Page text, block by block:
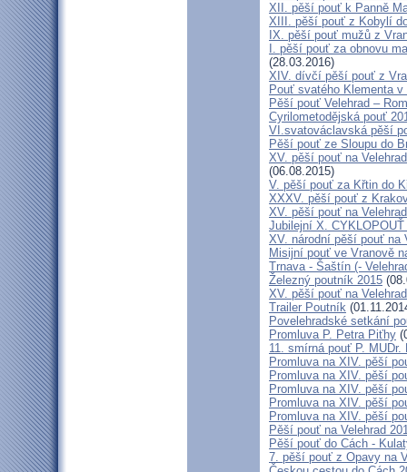
XII. pěší pouť k Panně
XIII. pěší pouť z Kobylí
IX. pěší pouť mužů z
I. pěší pouť za obnovu
(28.03.2016)
XIV. dívčí pěší pouť z
Pouť svatého Klementa
Pěší pouť Velehrad –
Cyrilometodějská pouť
VI.svatováclavská pěší
Pěší pouť ze Sloupu do
XV. pěší pouť na
(06.08.2015)
V. pěší pouť za Křtin do
XXXV. pěší pouť z
XV. pěší pouť na
Jubilejní X.
XV. národní pěší pouť na
Misijní pouť ve Vranově
Trnava - Šaštín (-
Železný poutník 2015
XV. pěší pouť na
Trailer Poutník
Povelehradské setkání
Promluva P. Petra Piťhy
11. smírná pouť P.
Promluva na XIV. pěší
Promluva na XIV. pěší
Promluva na XIV. pěší
Promluva na XIV. pěší
Promluva na XIV. pěší
Pěší pouť na Velehrad
Pěší pouť do Cách -
7. pěší pouť z Opavy na